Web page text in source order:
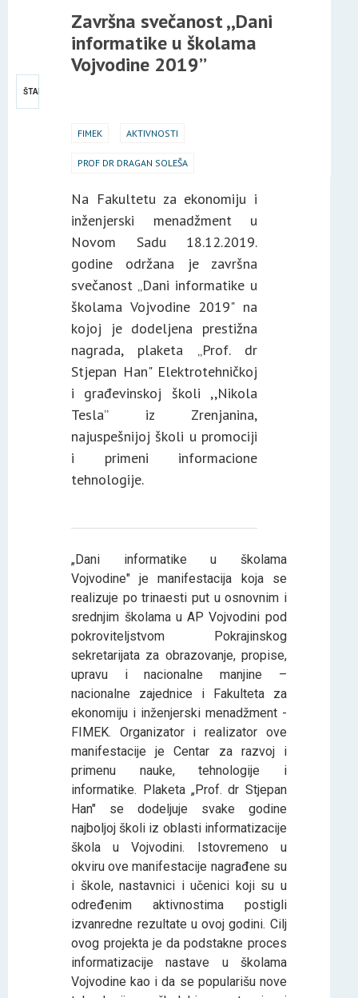
ŠTAMPA
Završna svečanost ,,Dani
informatike u školama
Vojvodine 2019’’
FIMEK AKTIVNOSTI
PROF DR DRAGAN SOLEŠA
Na Fakultetu za ekonomiju i
inženjerski menadžment u
Novom Sadu 18.12.2019.
godine održana je završna
svečanost „Dani informatike u
školama Vojvodine 2019" na
kojoj je dodeljena prestižna
nagrada, plaketa „Prof. dr
Stjepan Han" Elektrotehničkoj
i građevinskoj školi ,,Nikola
Tesla’’ iz Zrenjanina,
najuspešnijoj školi u promociji
i primeni informacione
tehnologije.
„Dani informatike u školama
Vojvodine" je manifestacija koja se
realizuje po trinaesti put u osnovnim i
srednjim školama u AP Vojvodini pod
pokrovitelјstvom Pokrajinskog
sekretarijata za obrazovanje, propise,
upravu i nacionalne manjine –
nacionalne zajednice i Fakulteta za
ekonomiju i inženjerski menadžment -
FIMEK. Organizator i realizator ove
manifestacije je Centar za razvoj i
primenu nauke, tehnologije i
informatike. Plaketa „Prof. dr Stjepan
Han" se dodelјuje svake godine
najbolјoj školi iz oblasti informatizacije
škola u Vojvodini. Istovremeno u
okviru ove manifestacije nagrađene su
i škole, nastavnici i učenici koji su u
određenim aktivnostima postigli
izvanredne rezultate u ovoj godini. Cilј
ovog projekta je da podstakne proces
informatizacije nastave u školama
Vojvodine kao i da se popularišu nove